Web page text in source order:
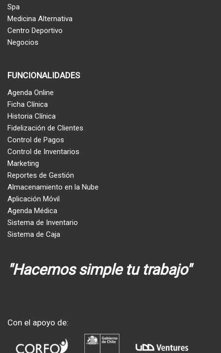
Spa
Medicina Alternativa
Centro Deportivo
Negocios
FUNCIONALIDADES
Agenda Online
Ficha Clínica
Historia Clínica
Fidelización de Clientes
Control de Pagos
Control de Inventarios
Marketing
Reportes de Gestión
Almacenamiento en la Nube
Aplicación Móvil
Agenda Médica
Sistema de Inventario
Sistema de Caja
"Hacemos simple tu trabajo"
Con el apoyo de: